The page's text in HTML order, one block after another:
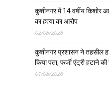
कुशीनगर में 14 वर्षीय किशोर
का हत्या का आरोप
02/08/2026
कुशीनगर प्रशासन ने तहसील
किया पता, फर्जी एंट्री हटाने की
01/08/2026